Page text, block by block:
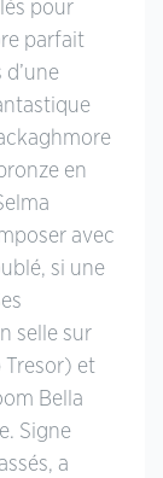
pour
parfait
en
avec
si une
selle sur
Tresor) et
Bella
Signe
a